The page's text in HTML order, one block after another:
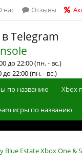
нас Отзывы
Telegram
до 22:00 (пн. - вс.)
22:00 (пн. - вс.)
по названию Xbox
игры по названию
Blue Estate Xbox One &